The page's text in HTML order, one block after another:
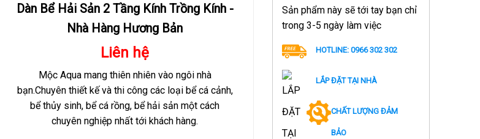
Dàn Bể Hải Sản 2 Tầng Kính Trồng Kính -
Nhà Hàng Hương Bản
Liên hệ
Mộc Aqua mang thiên nhiên vào ngôi nhà
bạn.Chuyên thiết kế và thi công các loại bể cá cảnh,
bể thủy sinh, bể cá rồng, bể hải sản một cách
chuyên nghiệp nhất tới khách hàng.
Sản phẩm này sẽ tới tay bạn chỉ
trong 3-5 ngày làm việc
HOTLINE: 0966 302 302
LẮP ĐẶT TẠI NHÀ
CHẤT LƯỢNG ĐẢM
BẢO